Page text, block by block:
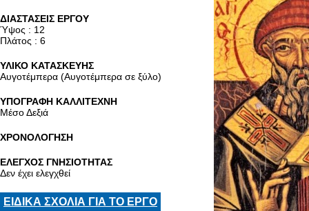
ΔΙΑΣΤΑΣΕΙΣ ΕΡΓΟΥ
Ύψος : 12
Πλάτος : 6
ΥΛΙΚΟ ΚΑΤΑΣΚΕΥΗΣ
Αυγοτέμπερα (Αυγοτέμπερα σε ξύλο)
ΥΠΟΓΡΑΦΗ ΚΑΛΛΙΤΕΧΝΗ
Μέσο Δεξιά
ΧΡΟΝΟΛΟΓΗΣΗ
ΕΛΕΓΧΟΣ ΓΝΗΣΙΟΤΗΤΑΣ
Δεν έχει ελεγχθεί
ΕΙΔΙΚΑ ΣΧΟΛΙΑ ΓΙΑ ΤΟ ΕΡΓΟ